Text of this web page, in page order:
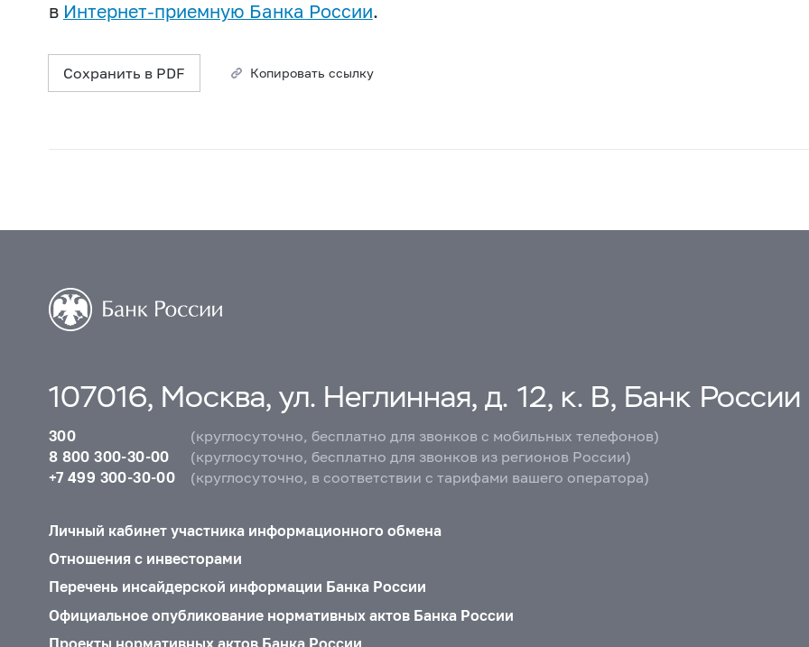
в Интернет-приемную Банка России.
Сохранить в PDF Копировать ссылку
107016, Москва, ул. Неглинная, д. 12, к. В, Банк России
300
(круглосуточно, бесплатно для звонков с мобильных телефонов)
8 800 300-30-00
(круглосуточно, бесплатно для звонков из регионов России)
+7 499 300-30-00
(круглосуточно, в соответствии с тарифами вашего оператора)
Личный кабинет участника информационного обмена
Отношения с инвесторами
Перечень инсайдерской информации Банка России
Официальное опубликование нормативных актов Банка России
Проекты нормативных актов Банка России